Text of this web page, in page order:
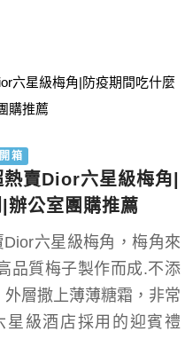
箱
熱賣Dior六星級梅角|
辦公室團購推薦
六星級梅角，梅角來
品質梅子製作而成.不添
層撒上薄薄糖霜，非常
級酒店採用的迎賓禮